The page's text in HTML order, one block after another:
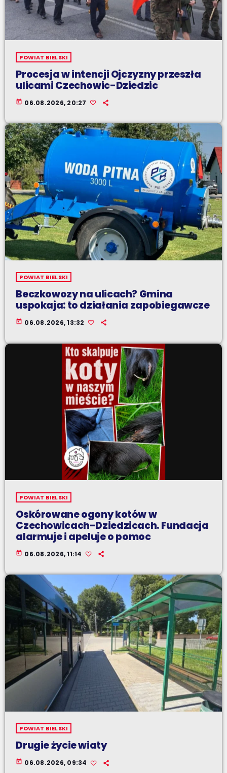
POWIAT BIELSKI
Procesja w intencji Ojczyzny przeszła
ulicami Czechowic-Dziedzic
today 06.08.2026, 20:27
POWIAT BIELSKI
Beczkowozy na ulicach? Gmina
uspokaja: to działania zapobiegawcze
today 06.08.2026, 13:32
POWIAT BIELSKI
Oskórowane ogony kotów w
Czechowicach-Dziedzicach. Fundacja
alarmuje i apeluje o pomoc
today 06.08.2026, 11:14
POWIAT BIELSKI
Drugie życie wiaty
today 06.08.2026, 09:34